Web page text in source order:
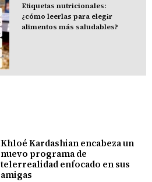
Etiquetas nutricionales:
¿cómo leerlas para elegir
alimentos más saludables?
Khloé Kardashian encabeza un
nuevo programa de
telerrealidad enfocado en sus
amigas